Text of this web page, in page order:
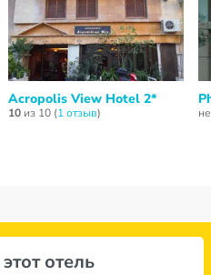
Acropolis View Hotel 2*
10из 10 (1 отзыв)
отель